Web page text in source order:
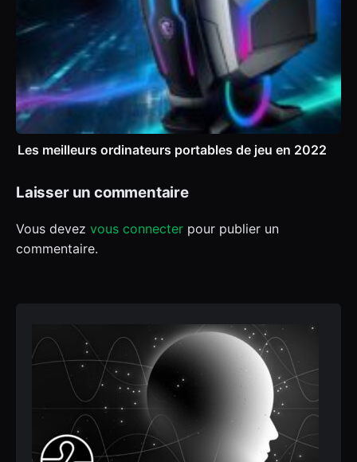
Les meilleurs ordinateurs portables de jeu en 2022
Laisser un commentaire
Vous devez vous connecter pour publier un
commentaire.